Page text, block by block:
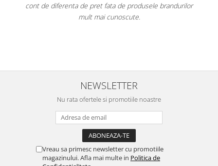
de produsele brandurilor
pe ușă. Am
Per total cred că este un "best
NEWSLETTER
Nu rata ofertele si promotiile noastre
Vreau sa primesc newsletter cu promotiile
magazinului. Afla mai multe in Politica de